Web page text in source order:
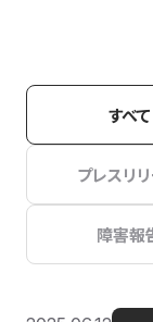
すべて
プレスリ
障害報